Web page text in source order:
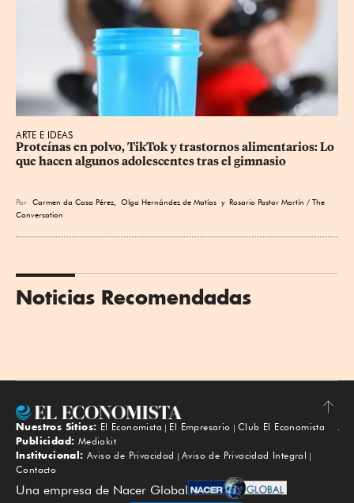
ARTE E IDEAS
Proteínas en polvo, TikTok y trastornos alimentarios: Lo
que hacen algunos adolescentes tras el gimnasio
Por Carmen da Casa Pérez Olga Hernández de Matías y Rosario Pastor Martín / The
Conversation
Noticias Recomendadas
Subir
Nuestros Sitios: El Economista El Empresario
Club El Economista
Publicidad: Mediakit
Institucional: Aviso de Privacidad
Aviso de Privacidad Integral
Contacto
Una empresa de Nacer Global